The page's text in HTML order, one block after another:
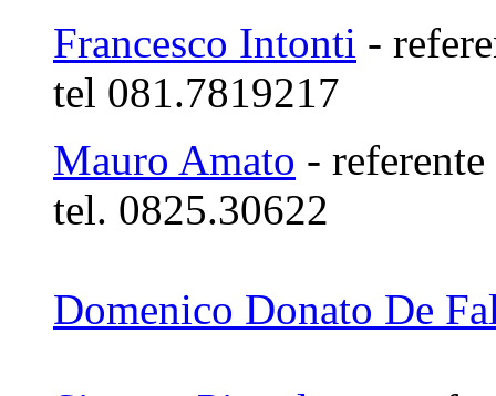
Francesco Intonti -
tel 081.7819217
Mauro Amato -
tel. 0825.30622
Domenico Donato De